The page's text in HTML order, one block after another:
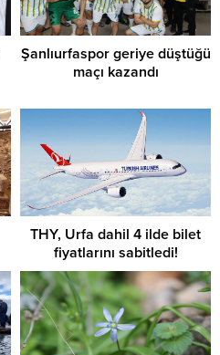
Şanlıurfaspor geriye düştüğü
maçı kazandı
THY, Urfa dahil 4 ilde bilet
fiyatlarını sabitledi!